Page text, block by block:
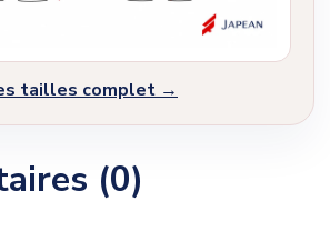
tailles complet →
(0)